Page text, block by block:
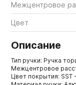
Межцентровое
Цвет
Описание
Тип ручки: Ручка
Межцентровое
Цвет покрытия: